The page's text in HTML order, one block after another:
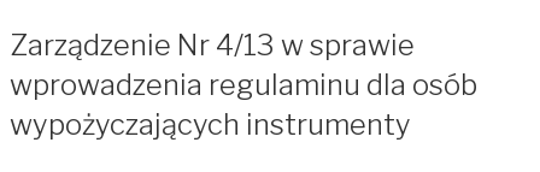
Zarządzenie Nr 4/13 w sprawie
wprowadzenia regulaminu dla osób
wypożyczających instrumenty